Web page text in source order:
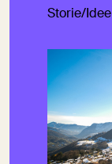
Storie/Idee